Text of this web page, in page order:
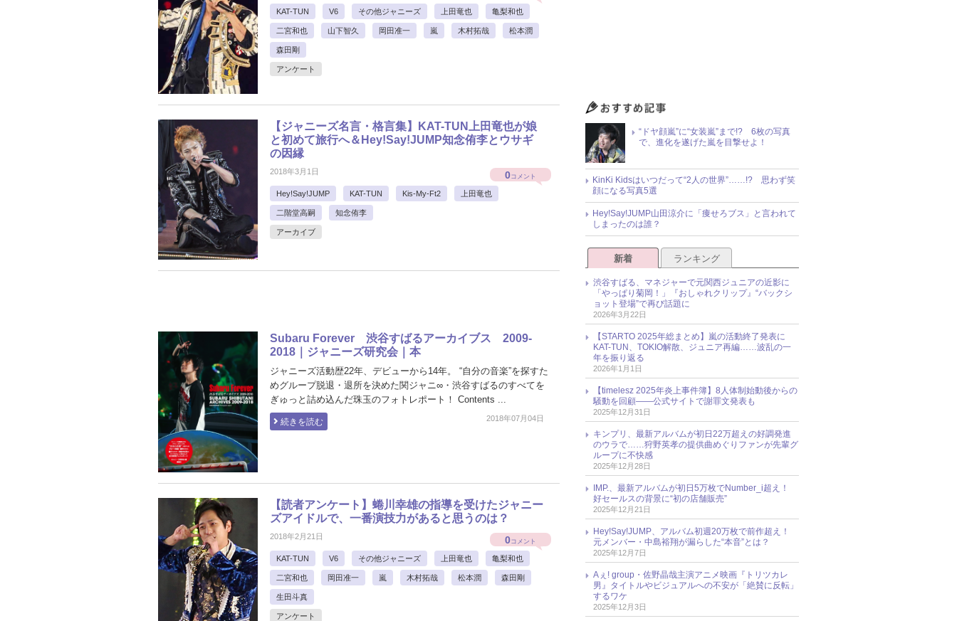
KAT-TUN V6 その他ジャニーズ 上田竜也 亀梨和也
二宮和也 山下智久 岡田准一 嵐 木村拓哉 松本潤
森田剛
アンケート
【ジャニーズ名言・格言集】KAT-TUN上田竜也が娘
と初めて旅行へ＆Hey!Say!JUMP知念侑李とウサギ
の因縁
2018年3月1日 0コメント
Hey!Say!JUMP KAT-TUN Kis-My-Ft2 上田竜也
二階堂高嗣 知念侑李
アーカイブ
Subaru Forever 渋谷すばるアーカイブス 2009-
2018｜ジャニーズ研究会｜本
ジャニーズ活動歴22年、デビューから14年。 “自分の音楽”を探すた
めグループ脱退・退所を決めた関ジャニ∞・渋谷すばるのすべてを
ぎゅっと詰め込んだ珠玉のフォトレポート！ Contents ...
続きを読む 2018年07月04日
【読者アンケート】蜷川幸雄の指導を受けたジャニー
ズアイドルで、一番演技力があると思うのは？
2018年2月21日 0コメント
KAT-TUN V6 その他ジャニーズ 上田竜也 亀梨和也
二宮和也 岡田准一 嵐 木村拓哉 松本潤 森田剛
生田斗真
アンケート
“ドヤ顔嵐”に“女装嵐”まで!? 6枚の写真
で、進化を遂げた嵐を目撃せよ！
KinKi Kidsはいつだって“2人の世界”……!? 思わず笑
顔になる写真5選
Hey!Say!JUMP山田涼介に「痩せろブス」と言われて
しまったのは誰？
新着 ランキング
渋谷すばる、マネジャーで元関西ジュニアの近影に
「やっぱり菊岡！」『おしゃれクリップ』“バックシ
ョット登場”で再び話題に
2026年3月22日
【STARTO 2025年総まとめ】嵐の活動終了発表に
KAT-TUN、TOKIO解散、ジュニア再編……波乱の一
年を振り返る
2026年1月1日
【timelesz 2025年炎上事件簿】8人体制始動後からの
騒動を回顧――公式サイトで謝罪文発表も
2025年12月31日
キンプリ、最新アルバムが初日22万超えの好調発進
のウラで……狩野英孝の提供曲めぐりファンが先輩グ
ループに不快感
2025年12月28日
IMP.、最新アルバムが初日5万枚でNumber_i超え！
好セールスの背景に“初の店舗販売”
2025年12月21日
Hey!Say!JUMP、アルバム初週20万枚で前作超え！
元メンバー・中島裕翔が漏らした“本音”とは？
2025年12月7日
Aぇ! group・佐野晶哉主演アニメ映画『トリツカレ
男』タイトルやビジュアルへの不安が「絶賛に反転」
するワケ
2025年12月3日